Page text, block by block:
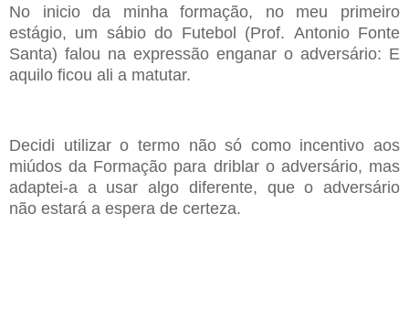
No inicio da minha formação, no meu primeiro
estágio, um sábio do Futebol (Prof. Antonio Fonte
Santa) falou na expressão enganar o adversário: E
aquilo ficou ali a matutar.
Decidi utilizar o termo não só como incentivo aos
miúdos da Formação para driblar o adversário, mas
adaptei-a a usar algo diferente, que o adversário
não estará a espera de certeza.